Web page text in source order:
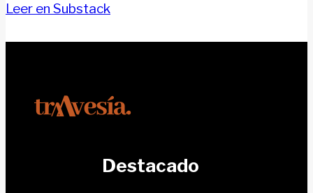
Leer en Substack
Destacado